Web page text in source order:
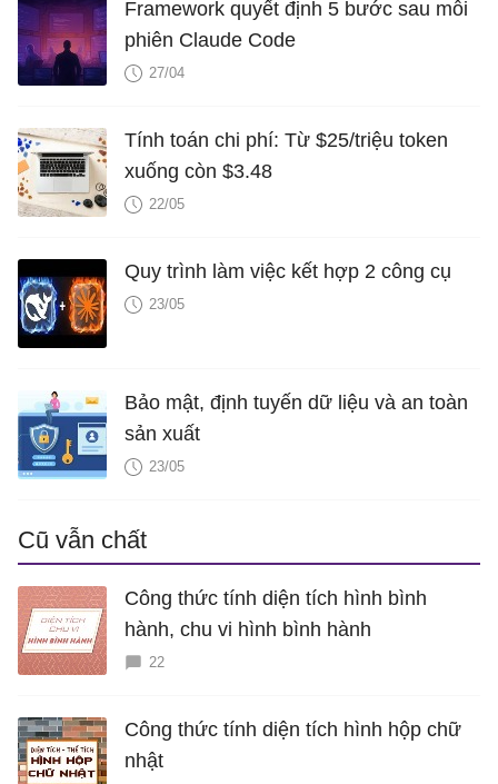
Framework quyết định 5 bước sau mỗi
phiên Claude Code
27/04
Tính toán chi phí: Từ $25/triệu token
xuống còn $3.48
22/05
Quy trình làm việc kết hợp 2 công cụ
23/05
Bảo mật, định tuyến dữ liệu và an toàn
sản xuất
23/05
Cũ vẫn chất
Công thức tính diện tích hình bình
hành, chu vi hình bình hành
22
Công thức tính diện tích hình hộp chữ
nhật